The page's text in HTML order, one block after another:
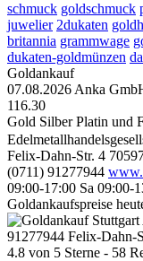
schmuck goldschmuck
juwelier 2dukaten
britannia grammwage
dukaten-goldmünzen
Goldankauf
07.08.2026 Anka
116.30
Gold Silber Platin und
Felix-Dahn-Str. 4
(0711) 91277944
09:00-17:00 Sa 09:00-
Goldankaufspreise
91277944 Felix-Dahn-
4.8 von 5 Sterne - 58